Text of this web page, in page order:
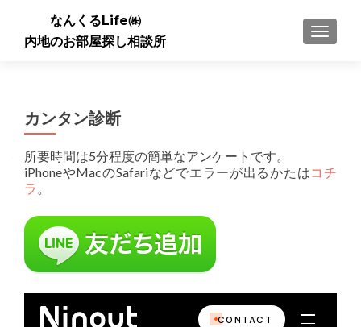
ナビゲ
なんくるLife㈱
内地のお部屋探し相談所
カンタン診断
所要時間は5分程度の簡単なアンケートです。
iPhoneやMacのSafariなどでエラーが出るかたはコチ
ラ 。